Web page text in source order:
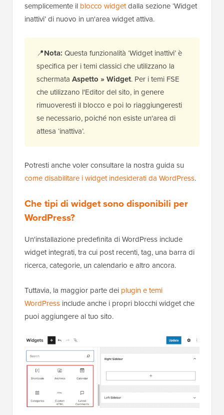
semplicemente il blocco widgetdalla sezione ‘Widget
inattivi’ di nuovo in un'area widget attiva.
📍Nota: Questa funzionalità ‘Widget inattivi’ è
specifica per i temi classici che utilizzano la
schermata Aspetto » Widget. Per i temi FSE
che utilizzano l'Editor del sito, in genere
rimuoveresti il blocco e poi lo riaggiungeresti
se necessario, poiché non esiste un'area di
attesa ‘inattiva’.
Potresti anche voler consultare la nostra guida su
come disabilitare i widget indesiderati da WordPress.
Che tipi di widget sono disponibili per
WordPress?
Un'installazione predefinita di WordPress include
widget integrati, tra cui post recenti, tag, una barra di
ricerca, categorie, un calendario e altro ancora.
Tuttavia, la maggior parte dei plugin e temi
WordPress include anche i propri blocchi widget che
puoi aggiungere al tuo sito.